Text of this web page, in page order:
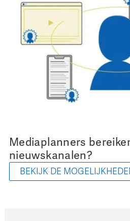
Mediaplanners
nieuwskanalen?
BEKIJK DE